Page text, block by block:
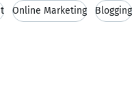
Online Marketing Blogging